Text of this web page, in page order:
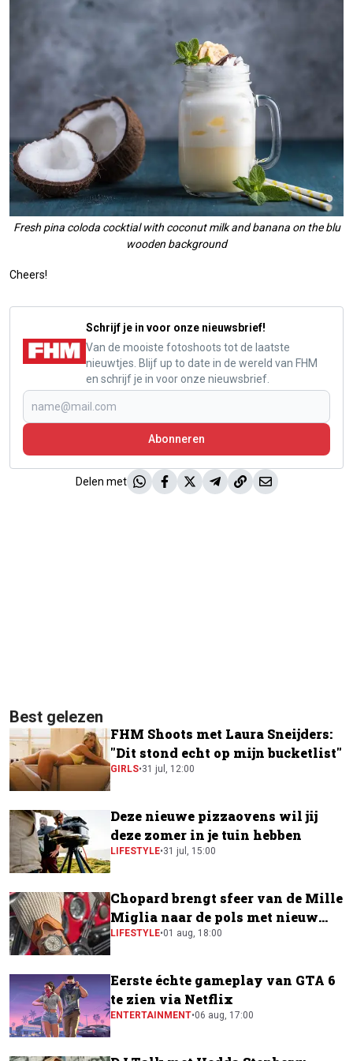
Fresh pina coloda cocktial with coconut milk and banana on the blu
wooden background
Cheers!
Schrijf je in voor onze nieuwsbrief!
Van de mooiste fotoshoots tot de laatste
nieuwtjes. Blijf up to date in de wereld van FHM
en schrijf je in voor onze nieuwsbrief.
Abonneren
Delen met
Best gelezen
FHM Shoots met Laura Sneijders:
"Dit stond echt op mijn bucketlist"
GIRLS•31 jul, 12:00
Deze nieuwe pizzaovens wil jij
deze zomer in je tuin hebben
LIFESTYLE•31 jul, 15:00
Chopard brengt sfeer van de Mille
Miglia naar de pols met nieuw
horloge
LIFESTYLE•01 aug, 18:00
Eerste échte gameplay van GTA 6
te zien via Netflix
ENTERTAINMENT•06 aug, 17:00